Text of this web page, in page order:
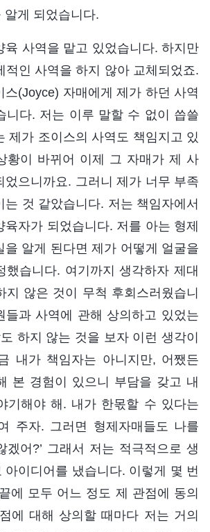
알게 되었습니다.
육 사역을 맡고 있었습니다. 하지만
적인 사역을 하지 않아 교체되었죠.
스(Joyce) 자매에게 제가 하던 사역
니다. 저는 이루 말할 수 없이 씁쓸
제가 조이스의 사역도 책임지고 있
황이 바뀌어 이제 그 자매가 제 사
었으니까요. 그러니 제가 너무 부족
는 것 같았습니다. 저는 책임자에서
육자가 되었습니다. 저를 아는 형제
을 알게 된다면 제가 어떻게 얼굴을
했습니다. 여기까지 생각하자 제대
지 않은 것이 무척 후회스러웠습니
들과 사역에 관해 상의하고 있었는
하지 않는 것을 보자 이런 생각이
내가 책임자는 아니지만, 어쨌든
본 경험이 있으니 부담을 갖고 내
기해야 해. 내가 한몫할 수 있다는
주자. 그러면 형제자매들도 나를
겠어?’ 그래서 저는 적극적으로 생
아이디어를 냈습니다. 이렇게 몇 번
에 모두 어느 정도 제 관점에 동의
에 대해 상의할 때마다 저는 거의